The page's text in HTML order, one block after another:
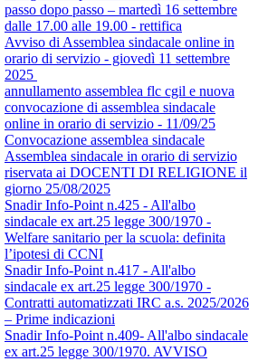
passo dopo passo – martedì 16 settembre
dalle 17.00 alle 19.00 - rettifica
Avviso di Assemblea sindacale online in
orario di servizio - giovedì 11 settembre
2025
annullamento assemblea flc cgil e nuova
convocazione di assemblea sindacale
online in orario di servizio - 11/09/25
Convocazione assemblea sindacale
Assemblea sindacale in orario di servizio
riservata ai DOCENTI DI RELIGIONE il
giorno 25/08/2025
Snadir Info-Point n.425 - All'albo
sindacale ex art.25 legge 300/1970 -
Welfare sanitario per la scuola: definita
l’ipotesi di CCNI
Snadir Info-Point n.417 - All'albo
sindacale ex art.25 legge 300/1970 -
Contratti automatizzati IRC a.s. 2025/2026
– Prime indicazioni
Snadir Info-Point n.409- All'albo sindacale
ex art.25 legge 300/1970. AVVISO